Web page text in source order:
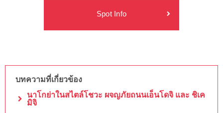
Spot Info
บทความที่เกี่ยวข้อง
นาโกย่าในสไตล์โชวะ ผจญภัยถนนเอ็นโดจิ และ ชิเค
มิจิ